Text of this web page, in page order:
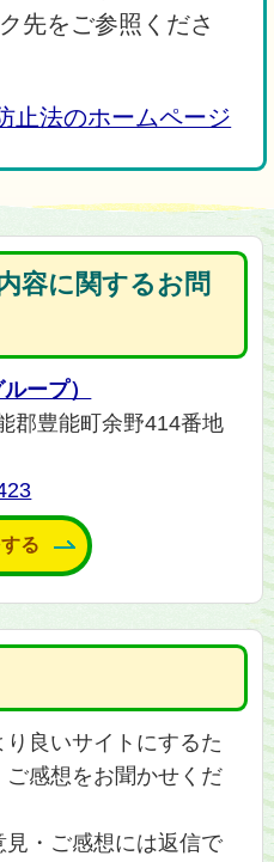
先をご参照くださ
法のホームページ
容に関するお問
ープ）
郡豊能町余野414番地
る
良いサイトにするた
感想をお聞かせくだ
・ご感想には返信で